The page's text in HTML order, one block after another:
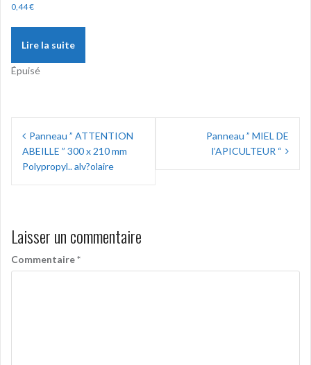
0,44€
Lire la suite
Épuisé
Navigation
de
l’article
Panneau ” ATTENTION
ABEILLE ” 300 x 210 mm
Polypropyl.. alv?olaire
Panneau ” MIEL DE
l’APICULTEUR “
Laisser un commentaire
Commentaire*